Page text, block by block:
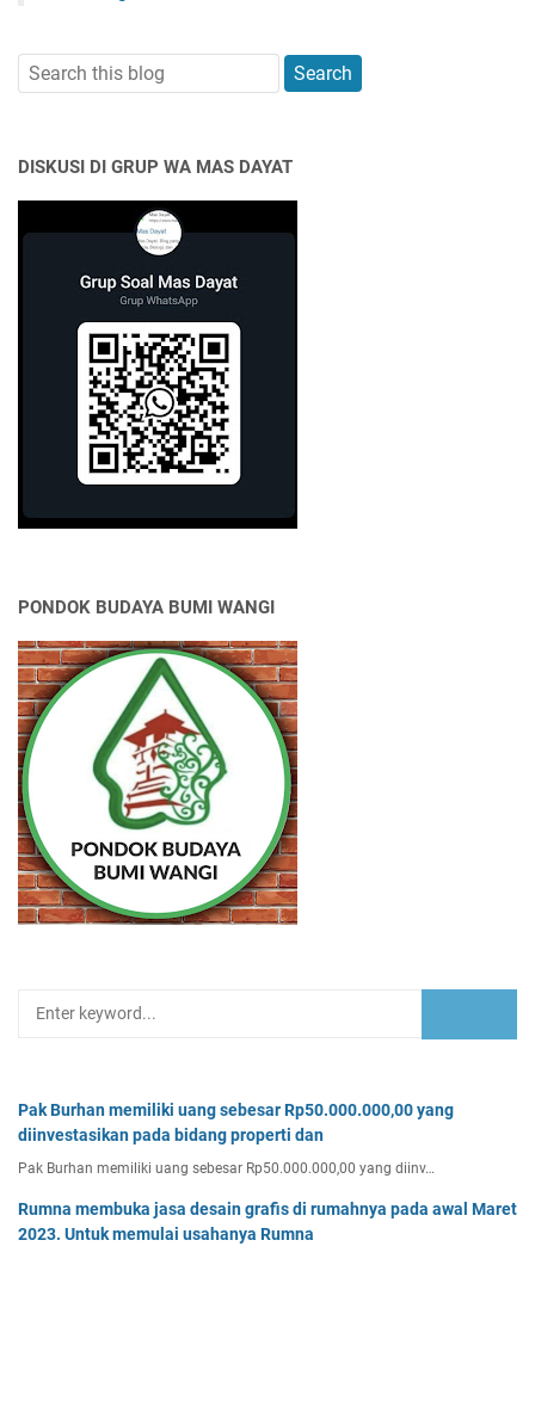
DISKUSI DI GRUP WA MAS DAYAT
PONDOK BUDAYA BUMI WANGI
Pak Burhan memiliki uang sebesar Rp50.000.000,00 yang
diinvestasikan pada bidang properti dan
Pak Burhan memiliki uang sebesar Rp50.000.000,00 yang diinv…
Rumna membuka jasa desain grafis di rumahnya pada awal Maret
2023. Untuk memulai usahanya Rumna